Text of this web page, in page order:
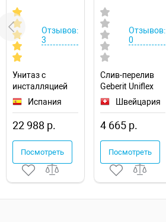
Отзывов:
3
Унитаз с
инсталляцией
Roca The Gap
Испания
22 988 р.
Посмотреть
Отзывов:
0
Слив-перелив
Geberit Uniflex
150.520.21.6
полуавтомат
Швейцария
4 665 р.
Посмотреть